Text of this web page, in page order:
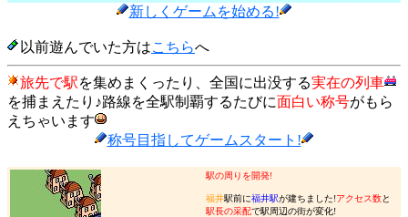
新しくゲームを始める!
以前遊んでいた方はこちらへ
旅先で駅を集めまくったり、全国に出没する実在の列車
を捕まえたり♪路線を全駅制覇するたびに面白い称号がもら
えちゃいます
称号目指してゲームスタート!
駅の周りを開発!
福井駅前に福井駅が建ちました!アクセス数と
駅長の采配で駅周辺の街が変化!